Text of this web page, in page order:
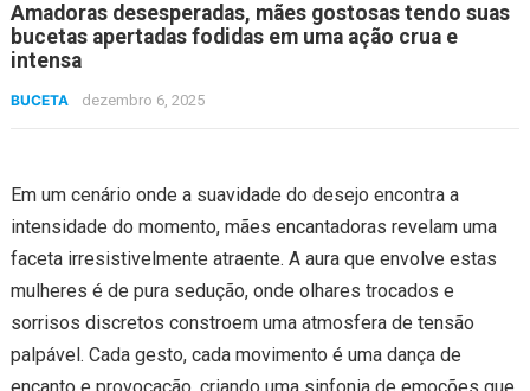
Amadoras desesperadas, mães gostosas tendo suas
bucetas apertadas fodidas em uma ação crua e
intensa
BUCETA dezembro 6, 2025
Em um cenário onde a suavidade do desejo encontra a
intensidade do momento, mães encantadoras revelam uma
faceta irresistivelmente atraente. A aura que envolve estas
mulheres é de pura sedução, onde olhares trocados e
sorrisos discretos constroem uma atmosfera de tensão
palpável. Cada gesto, cada movimento é uma dança de